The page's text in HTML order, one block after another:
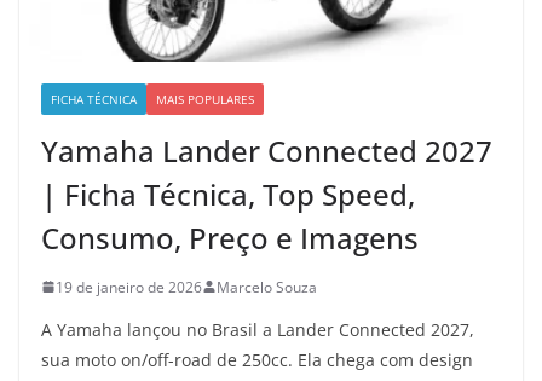
FICHA TÉCNICA MAIS POPULARES
Yamaha Lander Connected 2027
| Ficha Técnica, Top Speed,
Consumo, Preço e Imagens
19 de janeiro de 2026 Marcelo Souza
A Yamaha lançou no Brasil a Lander Connected 2027,
sua moto on/off-road de 250cc. Ela chega com design